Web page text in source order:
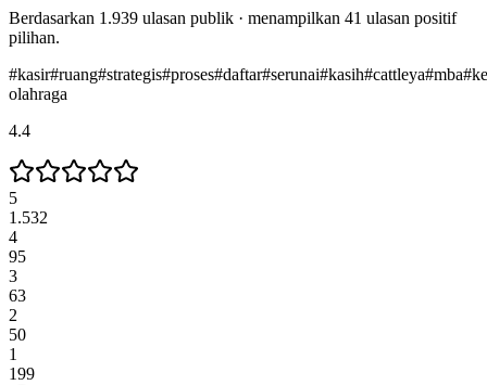
Berdasarkan 1.939 ulasan publik · menampilkan 41 ulasan positif
pilihan.
#kasir#ruang#strategis#proses#daftar#serunai#kasih#cattleya#mba#
olahraga
4.4
5
1.532
4
95
3
63
2
50
1
199